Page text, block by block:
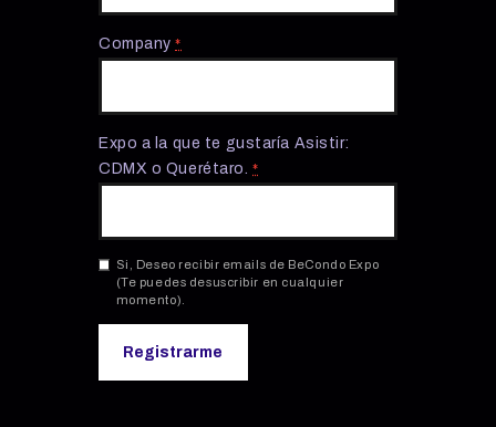
Company*
Expo a la que te gustaría Asistir:
CDMX o Querétaro.*
Si, Deseo recibir emails de BeCondo Expo
(Te puedes desuscribir en cualquier
momento).